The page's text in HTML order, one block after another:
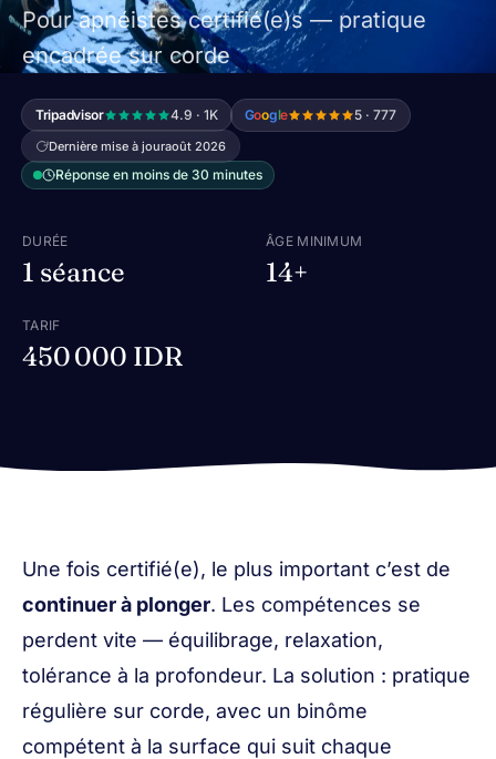
Pour apnéistes certifié(e)s — pratique
encadrée sur corde
Tripadvisor 4.9 · 1K Google 5 · 777
Dernière mise à jouraoût 2026
Réponse en moins de 30 minutes
DURÉE
1 séance
ÂGE MINIMUM
14+
TARIF
450 000 IDR
Une fois certifié(e), le plus important c’est de
continuer à plonger. Les compétences se
perdent vite — équilibrage, relaxation,
tolérance à la profondeur. La solution : pratique
régulière sur corde, avec un binôme
compétent à la surface qui suit chaque